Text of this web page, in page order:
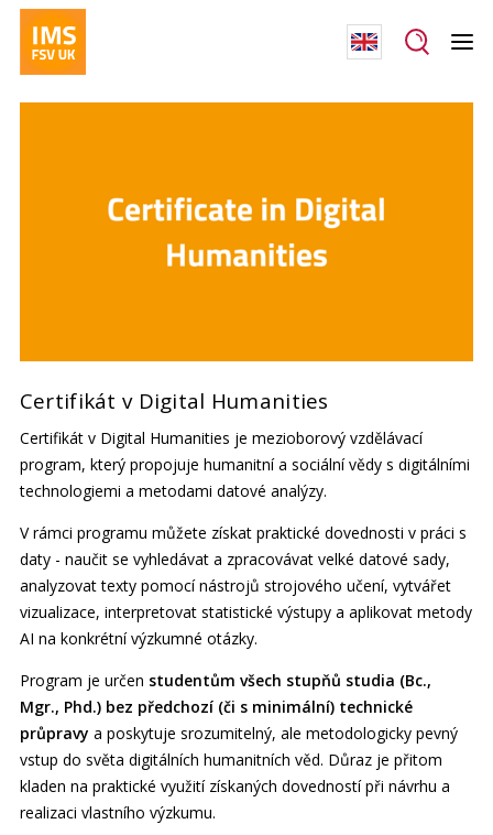
Certifikát v Digital Humanities
Certifikát v Digital Humanities je mezioborový vzdělávací
program, který propojuje humanitní a sociální vědy s digitálními
technologiemi a metodami datové analýzy.
V rámci programu můžete získat praktické dovednosti v práci s
daty - naučit se vyhledávat a zpracovávat velké datové sady,
analyzovat texty pomocí nástrojů strojového učení, vytvářet
vizualizace, interpretovat statistické výstupy a aplikovat metody
AI na konkrétní výzkumné otázky.
Program je určen studentům všech stupňů studia (Bc.,
Mgr., Phd.) bez předchozí (či s minimální) technické
průpravy a poskytuje srozumitelný, ale metodologicky pevný
vstup do světa digitálních humanitních věd. Důraz je přitom
kladen na praktické využití získaných dovedností při návrhu a
realizaci vlastního výzkumu.